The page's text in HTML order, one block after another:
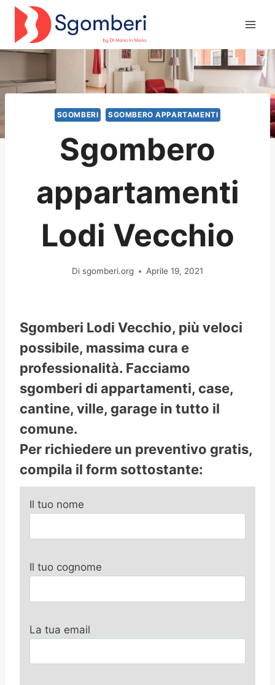
Salta
contenuto
SGOMBERI SGOMBERO APPARTAMENTI
Sgombero
appartamenti
Lodi Vecchio
Di sgomberi.org Aprile 19, 2021
Sgomberi Lodi Vecchio, più veloci
possibile, massima cura e
professionalità. Facciamo
sgomberi di appartamenti, case,
cantine, ville, garage in tutto il
comune.
Per richiedere un preventivo gratis,
compila il form sottostante:
Il tuo nome
Il tuo cognome
La tua email